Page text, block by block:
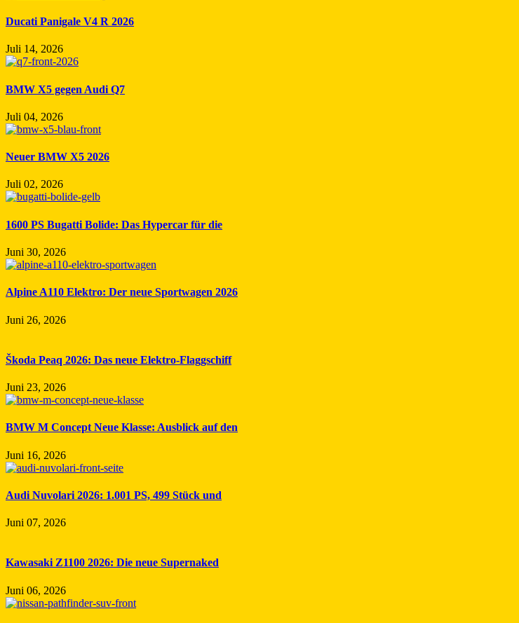
Ducati Panigale V4 R 2026
Juli 14, 2026
BMW X5 gegen Audi Q7
Juli 04, 2026
Neuer BMW X5 2026
Juli 02, 2026
1600 PS Bugatti Bolide: Das Hypercar für die
Juni 30, 2026
Alpine A110 Elektro: Der neue Sportwagen 2026
Juni 26, 2026
Škoda Peaq 2026: Das neue Elektro-Flaggschiff
Juni 23, 2026
BMW M Concept Neue Klasse: Ausblick auf den
Juni 16, 2026
Audi Nuvolari 2026: 1.001 PS, 499 Stück und
Juni 07, 2026
Kawasaki Z1100 2026: Die neue Supernaked
Juni 06, 2026